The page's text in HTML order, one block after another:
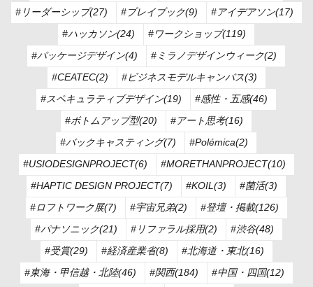
#リーダーシップ(27)
#プレイブック(9)
#アイデアソン(17)
#ハッカソン(24)
#ワークショップ(119)
#パッケージデザイン(4)
#ミラノデザインウィーク(2)
#CEATEC(2)
#ビジネスモデルキャンバス(3)
#スペキュラティブデザイン(19)
#感性・五感(46)
#ボトムアップ型(20)
#アート思考(16)
#バックキャスティング(7)
#Polémica(2)
#USIODESIGNPROJECT(6)
#MORETHANPROJECT(10)
#HAPTIC DESIGN PROJECT(7)
#KOIL(3)
#菌活(3)
#ロフトワーク展(7)
#宇宙兄弟(2)
#登壇・掲載(126)
#パナソニック(21)
#リファラル採用(2)
#渋谷(48)
#受賞(29)
#経済産業省(8)
#北海道・東北(16)
#東海・甲信越・北陸(46)
#関西(184)
#中国・四国(12)